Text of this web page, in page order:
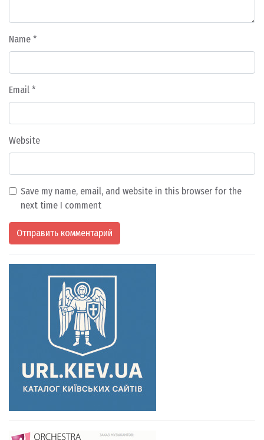
Name *
Email *
Website
Save my name, email, and website in this browser for the
next time I comment